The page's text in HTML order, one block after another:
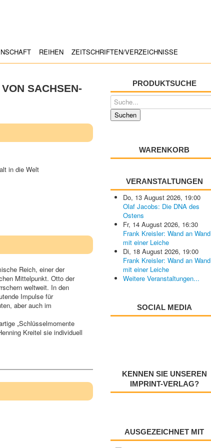
REIHEN ZEITSCHRIFTEN/VERZEICHNISSE
SACHSEN-
in die Welt
Reich, einer der
Mittelpunkt. Otto der
weltweit. In den
Impulse für
aber auch im
„Schlüsselmomente
Kreitel sie individuell
PRODUKTSUCHE
WARENKORB
VERANSTALTUNGEN
Do, 13 August 2026, 19:00
Olaf Jacobs: Die DNA des
Ostens
Fr, 14 August 2026, 16:30
Frank Kreisler: Wand an Wand
mit einer Leiche
Di, 18 August 2026, 19:00
Frank Kreisler: Wand an Wand
mit einer Leiche
Weitere Veranstaltungen...
SOCIAL MEDIA
KENNEN SIE UNSEREN
IMPRINT-VERLAG?
AUSGEZEICHNET MIT